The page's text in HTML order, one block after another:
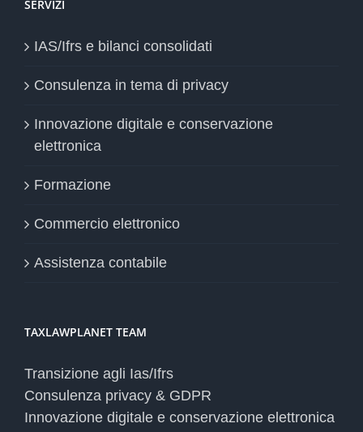
SERVIZI
IAS/Ifrs e bilanci consolidati
Consulenza in tema di privacy
Innovazione digitale e conservazione
elettronica
Formazione
Commercio elettronico
Assistenza contabile
TAXLAWPLANET TEAM
Transizione agli Ias/Ifrs
Consulenza privacy & GDPR
Innovazione digitale e conservazione elettronica